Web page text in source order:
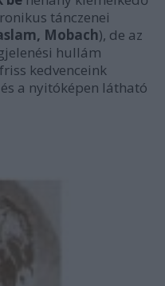
tánczenei
Mobach), de az
hullám
kedvenceink
a nyitóképen látható